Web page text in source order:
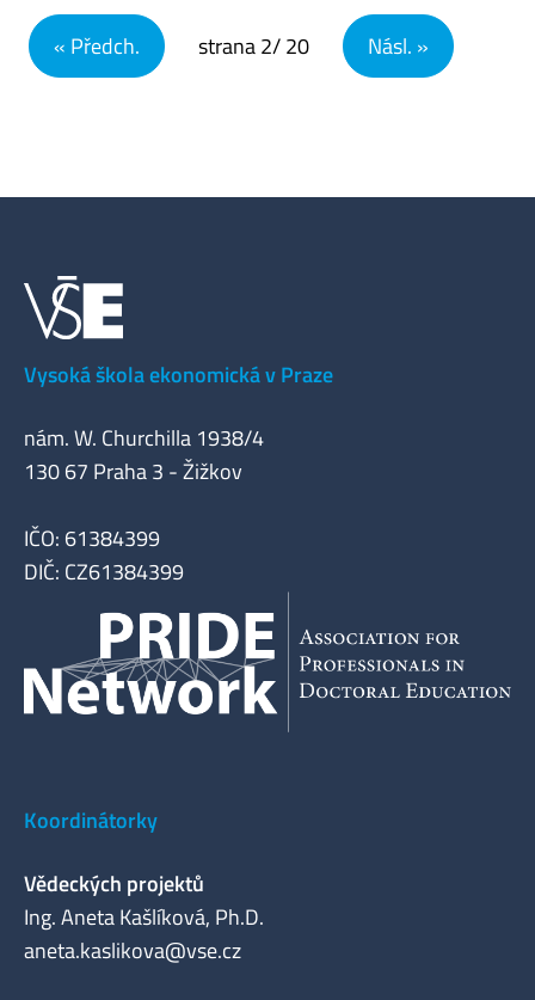
Navigace pro příspěvky
« Předch. strana2/ 20 Násl. »
Vysoká škola ekonomická v Praze
nám. W. Churchilla 1938/4
130 67 Praha 3 - Žižkov
IČO: 61384399
DIČ: CZ61384399
Koordinátorky
Vědeckých projektů
Ing. Aneta Kašlíková, Ph.D.
aneta.kaslikova@vse.cz